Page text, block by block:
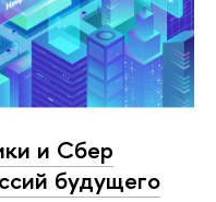
и Сбер
будущего